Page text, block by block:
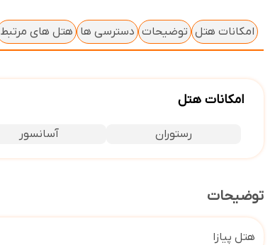
امکانات هتل توضیحات دسترسی ها هتل های مرتبط
امکانات هتل
رستوران آسانسور
توضیحات
هتل پیازا